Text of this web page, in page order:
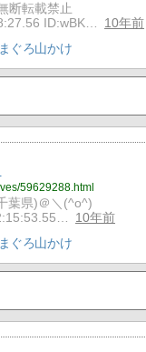
断転載禁止
ID:wBK…
10年前
まぐろ山かけ
59629288.html
葉県)＠＼(^o^)
10年前
まぐろ山かけ